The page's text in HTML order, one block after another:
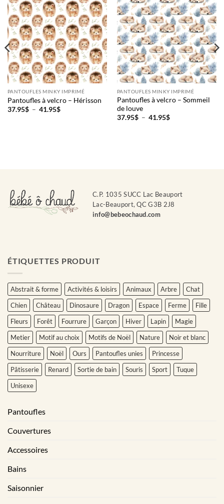
PANTOUFLES MINKY IMPRIMÉ
Pantoufles à velcro – Hérisson
37.95$ – 41.95$Plage
PANTOUFLES MINKY IMPRIMÉ
Pantoufles à velcro – Sommeil
de louve
37.95$ – 41.95$Plage
C.P. 1035 SUCC Lac Beauport
Lac-Beauport, QC G3B 2J8
info@bebeochaud.com
ÉTIQUETTES PRODUIT
Abstrait & forme Activités & loisirs Animaux Arbre
Chat
Chien
Château Dinosaure Dragon Espace Ferme
Fille
Fleurs
Forêt Fourrure Garçon Hiver Lapin
Magie
Metier
Motif au choix Motifs de Noël Nature
Noir et blanc
Nourriture
Noël Ours Pantoufles unies
Princesse
Pâtisserie
Renard Sortie de bain Souris Sport
Tuque
Unisexe
Pantoufles
Couvertures
Accessoires
Bains
Saisonnier